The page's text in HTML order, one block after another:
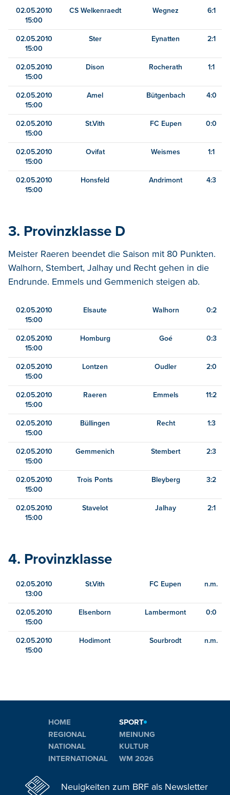
02.05.2010
15:00
CS Welkenraedt Wegnez 6:1
02.05.2010
15:00
Ster Eynatten 2:1
02.05.2010
15:00
Dison Rocherath 1:1
02.05.2010
15:00
Amel Bütgenbach 4:0
02.05.2010
15:00
St.Vith FC Eupen 0:0
02.05.2010
15:00
Ovifat Weismes 1:1
02.05.2010
15:00
Honsfeld Andrimont 4:3
3. Provinzklasse D
Meister Raeren beendet die Saison mit 80 Punkten.
Walhorn, Stembert, Jalhay und Recht gehen in die
Endrunde. Emmels und Gemmenich steigen ab.
02.05.2010
15:00
Elsaute Walhorn 0:2
02.05.2010
15:00
Homburg Goé 0:3
02.05.2010
15:00
Lontzen Oudler 2:0
02.05.2010
15:00
Raeren Emmels 11:2
02.05.2010
15:00
Büllingen Recht 1:3
02.05.2010
15:00
Gemmenich Stembert 2:3
02.05.2010
15:00
Trois Ponts Bleyberg 3:2
02.05.2010
15:00
Stavelot Jalhay 2:1
4. Provinzklasse
02.05.2010
13:00
St.Vith FC Eupen n.m.
02.05.2010
15:00
Elsenborn Lambermont 0:0
02.05.2010
15:00
Hodimont Sourbrodt n.m.
HOME
REGIONAL
NATIONAL
INTERNATIONAL
SPORT
MEINUNG
KULTUR
WM 2026
Neuigkeiten zum BRF als Newsletter